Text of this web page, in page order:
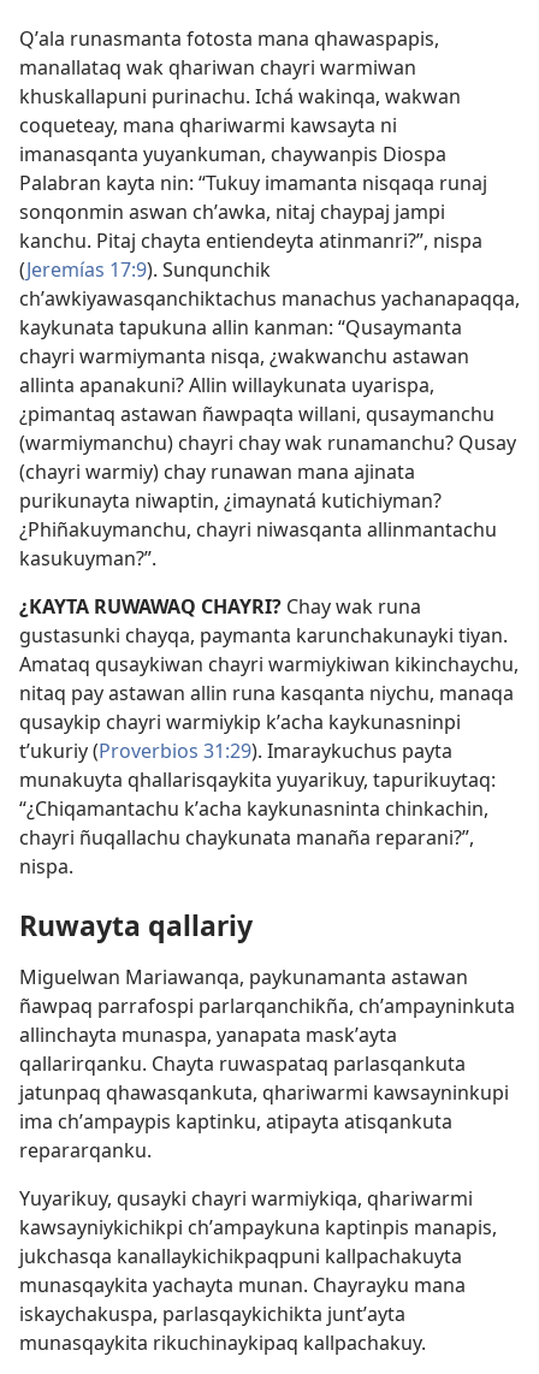
Qʼala runasmanta fotosta mana qhawaspapis,
manallataq wak qhariwan chayri warmiwan
khuskallapuni purinachu. Ichá wakinqa, wakwan
coqueteay, mana qhariwarmi kawsayta ni
imanasqanta yuyankuman, chaywanpis Diospa
Palabran kayta nin: “Tukuy imamanta nisqaqa runaj
sonqonmin aswan chʼawka, nitaj chaypaj jampi
kanchu. Pitaj chayta entiendeyta atinmanri?”, nispa
(Jeremías 17:9). Sunqunchik
chʼawkiyawasqanchiktachus manachus yachanapaqqa,
kaykunata tapukuna allin kanman: “Qusaymanta
chayri warmiymanta nisqa, ¿wakwanchu astawan
allinta apanakuni? Allin willaykunata uyarispa,
¿pimantaq astawan ñawpaqta willani, qusaymanchu
(warmiymanchu) chayri chay wak runamanchu? Qusay
(chayri warmiy) chay runawan mana ajinata
purikunayta niwaptin, ¿imaynatá kutichiyman?
¿Phiñakuymanchu, chayri niwasqanta allinmantachu
kasukuyman?”.
¿KAYTA RUWAWAQ CHAYRI? Chay wak runa
gustasunki chayqa, paymanta karunchakunayki tiyan.
Amataq qusaykiwan chayri warmiykiwan kikinchaychu,
nitaq pay astawan allin runa kasqanta niychu, manaqa
qusaykip chayri warmiykip kʼacha kaykunasninpi
tʼukuriy (Proverbios 31:29). Imaraykuchus payta
munakuyta qhallarisqaykita yuyarikuy, tapurikuytaq:
“¿Chiqamantachu kʼacha kaykunasninta chinkachin,
chayri ñuqallachu chaykunata manaña reparani?”,
nispa.
Ruwayta qallariy
Miguelwan Mariawanqa, paykunamanta astawan
ñawpaq parrafospi parlarqanchikña, chʼampayninkuta
allinchayta munaspa, yanapata maskʼayta
qallarirqanku. Chayta ruwaspataq parlasqankuta
jatunpaq qhawasqankuta, qhariwarmi kawsayninkupi
ima chʼampaypis kaptinku, atipayta atisqankuta
repararqanku.
Yuyarikuy, qusayki chayri warmiykiqa, qhariwarmi
kawsayniykichikpi chʼampaykuna kaptinpis manapis,
jukchasqa kanallaykichikpaqpuni kallpachakuyta
munasqaykita yachayta munan. Chayrayku mana
iskaychakuspa, parlasqaykichikta juntʼayta
munasqaykita rikuchinaykipaq kallpachakuy.